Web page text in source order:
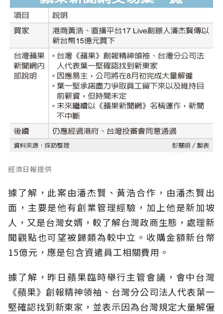
經濟日報提供
據了解，此案由潘杰賢、黃浩合作，由潘杰賢出
面，主要是他有創業管理經驗，加上他是新加坡
人，又是台灣女婿，較了解台灣政商生態，處理新
聞觀點也可望被歸類為較中立。收購金額新台幣
15億元，應是包含資遣員工相關費用。
據了解，昨日蘋果臨時舉行主管會議，會中台灣
《蘋果》創報精神領袖、台灣分公司法人代表葉一
堅確認找到新東家，並表示因為台灣規定大量解僱